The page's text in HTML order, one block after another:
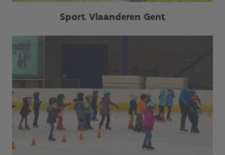
Sport Vlaanderen Gent